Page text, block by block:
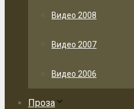
Видео 2008
Видео 2007
Видео 2006
Проза